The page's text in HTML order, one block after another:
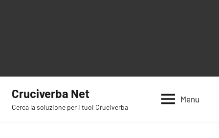
contenuto
Cruciverba Net
Cerca la soluzione per i tuoi Cruciverba
Menu